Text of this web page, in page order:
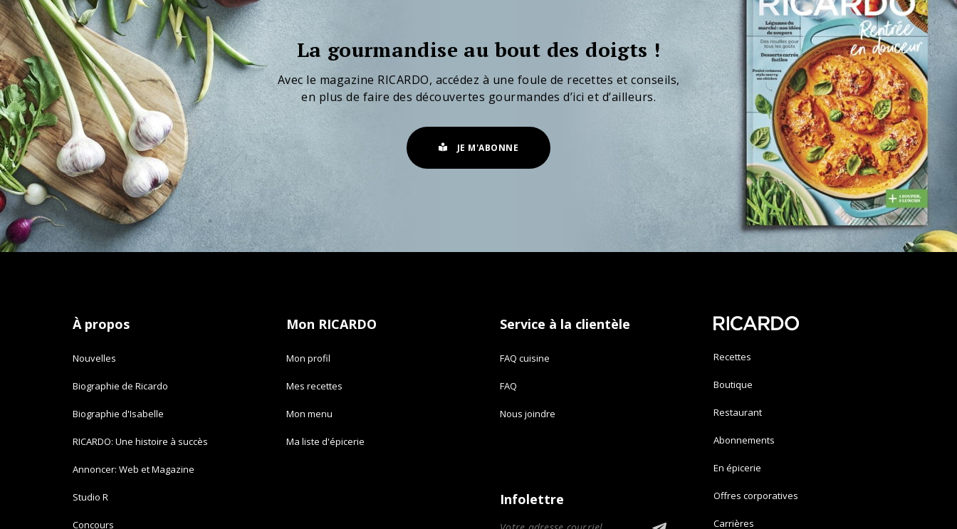
La gourmandise au bout des doigts !
Avec le magazine RICARDO, accédez à une foule de recettes et conseils,
en plus de faire des découvertes gourmandes d’ici et d’ailleurs.
JE M'ABONNE
À propos
Nouvelles
Biographie de Ricardo
Biographie d'Isabelle
RICARDO: Une histoire à succès
Annoncer: Web et Magazine
Studio R
Concours
Mon RICARDO
Mon profil
Mes recettes
Mon menu
Ma liste d'épicerie
Service à la clientèle
FAQ cuisine
FAQ
Nous joindre
Infolettre
Recettes
Boutique
Restaurant
Abonnements
En épicerie
Offres corporatives
Carrières